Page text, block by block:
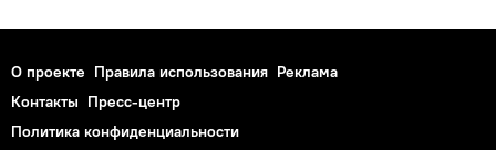
О проекте Правила использования Реклама
Контакты Пресс-центр
Политика конфиденциальности